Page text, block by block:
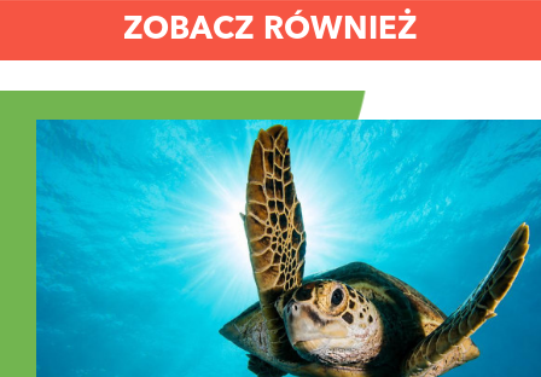
ZOBACZ RÓWNIEŻ